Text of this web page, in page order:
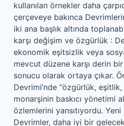
kullanılan örnekler daha
çerçeveye bakınca
iki ana başlık altında
karşı değişim ve özgürlük :
ekonomik eşitsizlik veya
mevcut düzene karşı derin
sonucu olarak ortaya çıkar.
Devrimi’nde “özgürlük,
monarşinin baskıcı yönetimi
özlemlerini yansıtıyordu.
Devrimler, daha iyi bir